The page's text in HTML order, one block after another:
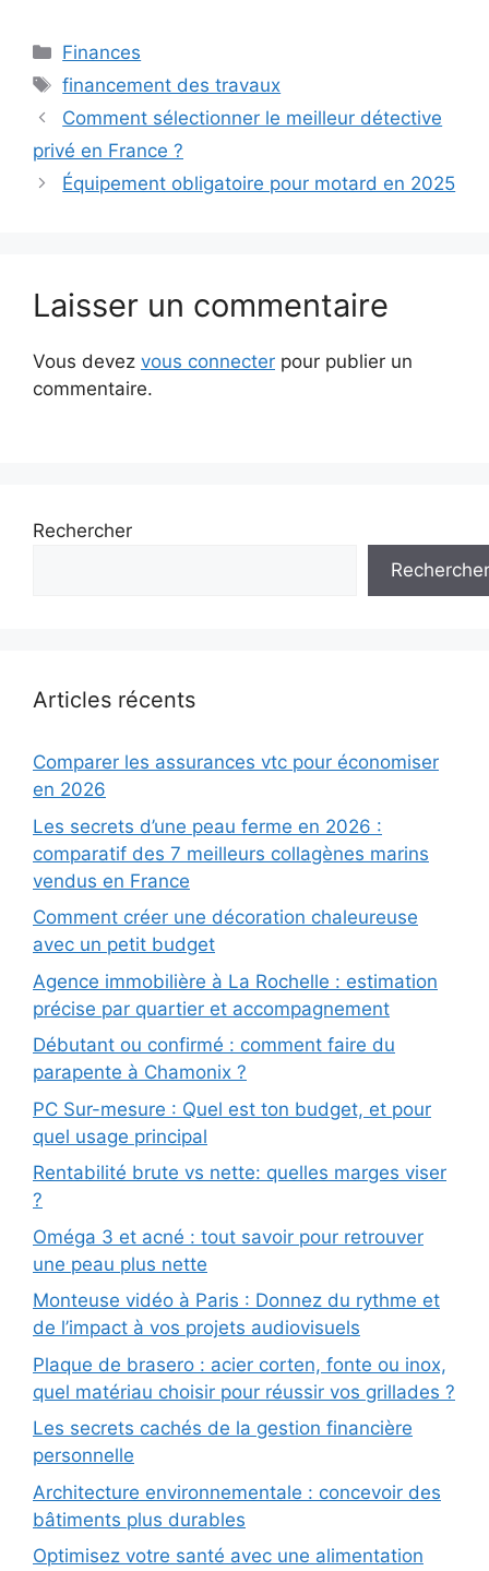
Catégories
Finances
Étiquettes
financement des travaux
Comment sélectionner le meilleur détective
privé en France ?
Équipement obligatoire pour motard en 2025
Laisser un commentaire
Vous devez vous connecter pour publier un
commentaire.
Rechercher
Rechercher
Articles récents
Comparer les assurances vtc pour économiser
en 2026
Les secrets d’une peau ferme en 2026 :
comparatif des 7 meilleurs collagènes marins
vendus en France
Comment créer une décoration chaleureuse
avec un petit budget
Agence immobilière à La Rochelle : estimation
précise par quartier et accompagnement
Débutant ou confirmé : comment faire du
parapente à Chamonix ?
PC Sur-mesure : Quel est ton budget, et pour
quel usage principal
Rentabilité brute vs nette: quelles marges viser
?
Oméga 3 et acné : tout savoir pour retrouver
une peau plus nette
Monteuse vidéo à Paris : Donnez du rythme et
de l’impact à vos projets audiovisuels
Plaque de brasero : acier corten, fonte ou inox,
quel matériau choisir pour réussir vos grillades ?
Les secrets cachés de la gestion financière
personnelle
Architecture environnementale : concevoir des
bâtiments plus durables
Optimisez votre santé avec une alimentation